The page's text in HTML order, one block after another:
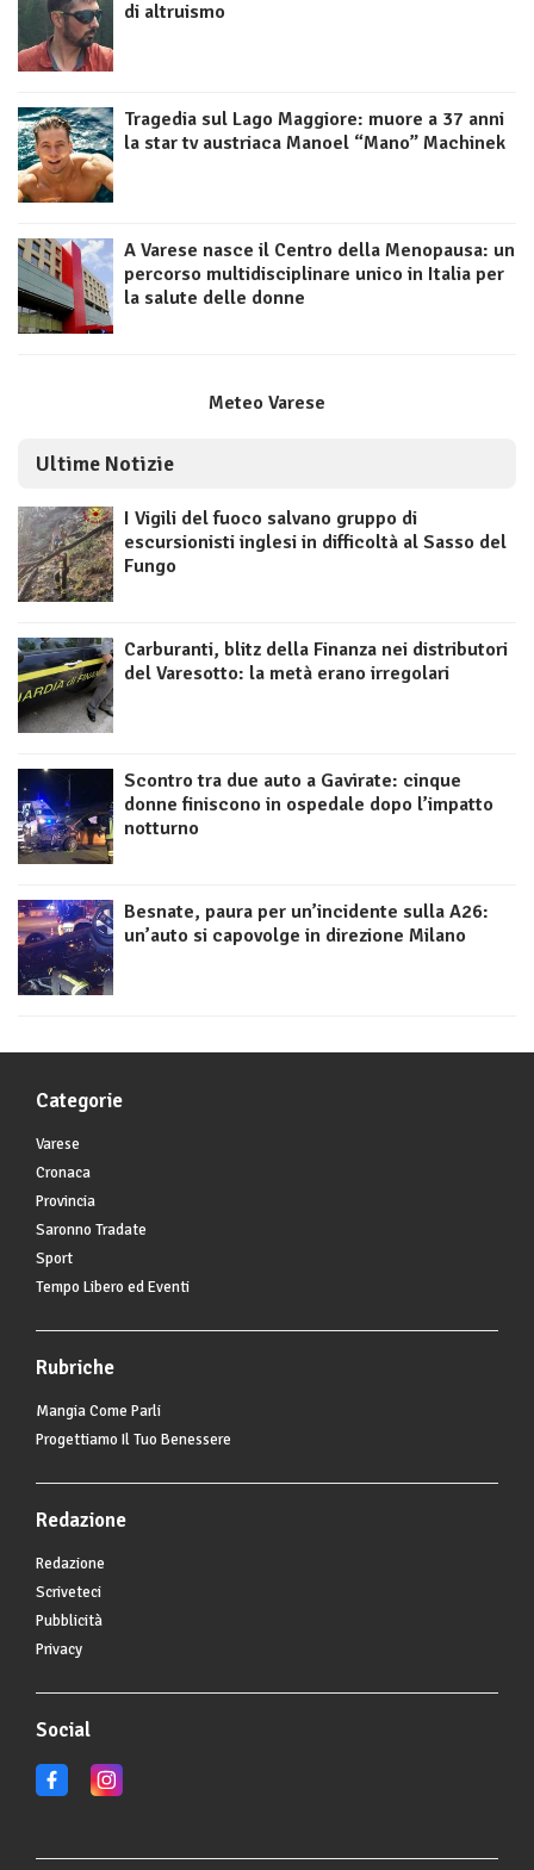
di altruismo
Tragedia sul Lago Maggiore: muore a 37 anni
la star tv austriaca Manoel “Mano” Machinek
A Varese nasce il Centro della Menopausa: un
percorso multidisciplinare unico in Italia per
la salute delle donne
Meteo Varese
Ultime Notizie
I Vigili del fuoco salvano gruppo di
escursionisti inglesi in difficoltà al Sasso del
Fungo
Carburanti, blitz della Finanza nei distributori
del Varesotto: la metà erano irregolari
Scontro tra due auto a Gavirate: cinque
donne finiscono in ospedale dopo l’impatto
notturno
Besnate, paura per un’incidente sulla A26:
un’auto si capovolge in direzione Milano
Categorie
Varese
Cronaca
Provincia
Saronno Tradate
Sport
Tempo Libero ed Eventi
Rubriche
Mangia Come Parli
Progettiamo Il Tuo Benessere
Redazione
Redazione
Scriveteci
Pubblicità
Privacy
Social